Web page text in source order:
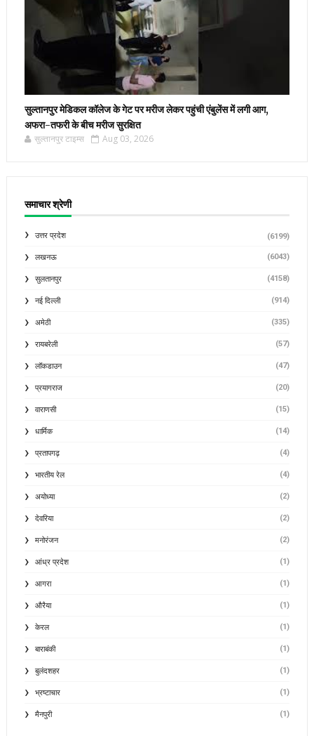
सुल्तानपुर मेडिकल कॉलेज के गेट पर मरीज लेकर पहुंची एंबुलेंस में लगी आग,
अफरा-तफरी के बीच मरीज सुरक्षित
सुल्तानपुर टाइम्स Aug 03, 2026
समाचार श्रेणी
उत्तर प्रदेश (6199)
लखनऊ (6043)
सुलतानपुर (4158)
नई दिल्ली (914)
अमेठी (335)
रायबरेली (57)
लॉकडाउन (47)
प्रयागराज (20)
वाराणसी (15)
धार्मिक (14)
प्रतापगढ़ (4)
भारतीय रेल (4)
अयोध्या (2)
देवरिया (2)
मनोरंजन (2)
आंध्र प्रदेश (1)
आगरा (1)
औरैया (1)
केरल (1)
बाराबंकी (1)
बुलंदशहर (1)
भ्रष्टाचार (1)
मैनपुरी (1)